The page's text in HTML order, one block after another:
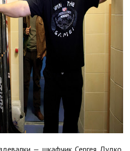
— шкафчик Сергея Дудко.